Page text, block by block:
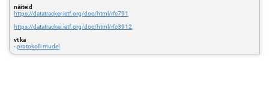
näiteid
https://datatracker.ietf.org/doc/html/rfc791
https://datatracker.ietf.org/doc/html/rfc3912
vt ka
-protokolli mudel